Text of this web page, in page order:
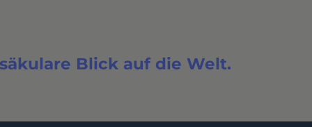
Blick auf die Welt.